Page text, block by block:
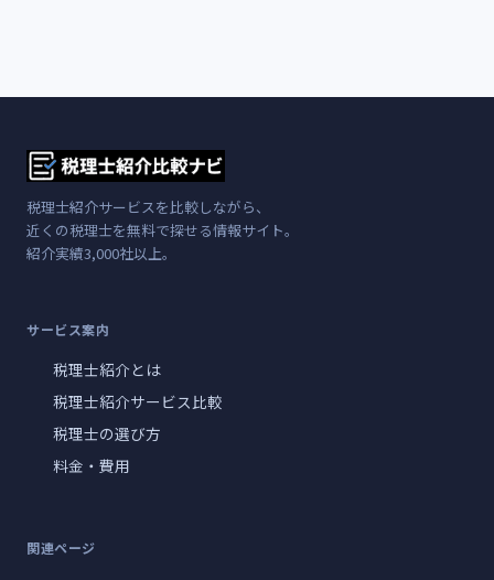
税理士紹介サービスを比較しながら、
近くの税理士を無料で探せる情報サイト。
紹介実績3,000社以上。
サービス案内
税理士紹介とは
税理士紹介サービス比較
税理士の選び方
料金・費用
関連ページ